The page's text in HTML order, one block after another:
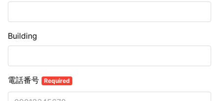
Building
電話番号 Required